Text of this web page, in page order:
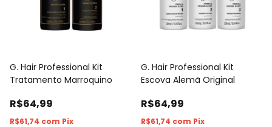
G. Hair Professional Kit
Tratamento Marroquino
R$64,99
R$61,74 com Pix
G. Hair Professional Kit
Escova Alemã Original
R$64,99
R$61,74 com Pix